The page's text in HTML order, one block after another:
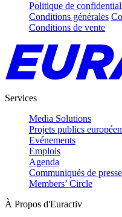
Politique de
Conditions générales
Conditions de vente
Services
Media Solutions
Projets publics
Evénements
Emplois
Agenda
Communiqués de presse
Members’ Circle
À Propos d'Euractiv